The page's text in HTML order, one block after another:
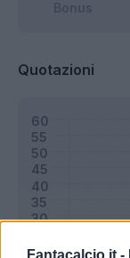
Fantacalcio.it -
Quotazioni